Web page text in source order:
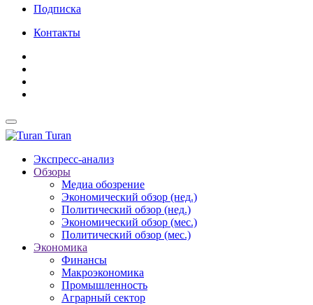
Подписка
Контакты
Turan
Экспресс-анализ
Обзоры
Медиа обозрение
Экономический обзор (нед.)
Политический обзор (нед.)
Экономический обзор (мес.)
Политический обзор (мес.)
Экономика
Финансы
Макроэкономика
Промышленность
Аграрный сектор